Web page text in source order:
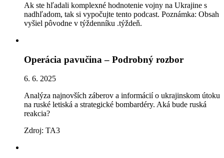
Ak ste hľadali komplexné hodnotenie vojny na Ukrajine s
nadhľadom, tak si vypočujte tento podcast. Poznámka: Obsah
vyšiel pôvodne v týždenníku .týždeň.
Operácia pavučina – Podrobný rozbor
6. 6. 2025
Analýza najnovších záberov a informácií o ukrajinskom útoku
na ruské letiská a strategické bombardéry. Aká bude ruská
reakcia?
Zdroj: TA3